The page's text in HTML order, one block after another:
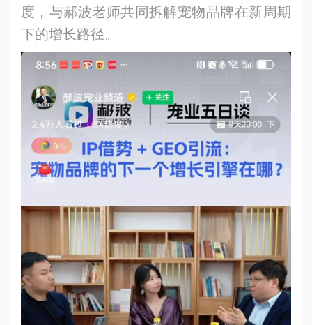
度，与郝波老师共同拆解宠物品牌在新周期
下的增长路径。